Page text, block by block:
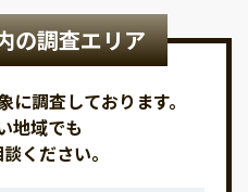
の調査エリア
調査しております。
地域でも
ください。